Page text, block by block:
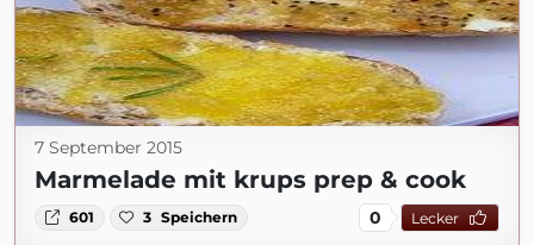
7 September 2015
Marmelade mit krups prep & cook
601 3 Speichern 0 Lecker